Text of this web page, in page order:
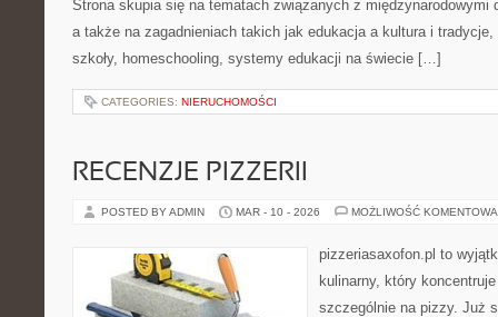
Strona skupia się na tematach związanych z międzynarodowymi
a także na zagadnieniach takich jak edukacja a kultura i
szkoły, homeschooling, systemy edukacji na świecie […]
CATEGORIES: NIERUCHOMOŚCI
RECENZJE PIZZERII
POSTED BY ADMIN MAR - 10 - 2026 MOŻLIWOŚĆ
pizzeriasaxofon.pl to
kulinarny, który
szczególnie na pizzy. Już